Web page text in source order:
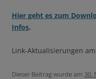
Hier geht es zum
Infos.
Link-Aktualisierungen
Dieser Beitrag wurde am 30.